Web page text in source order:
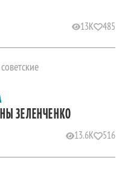
13K 485
советские
ЗЕЛЕНЧЕНКО
13.6K 516